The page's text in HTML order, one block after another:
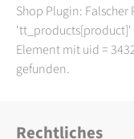
Shop Plugin: Falscher
'tt_products[product]'
Element mit uid =
gefunden.
Rechtliches